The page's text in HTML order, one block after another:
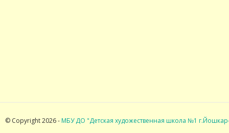
© Copyright 2026 -МБУ ДО "Детская художественная школа №1